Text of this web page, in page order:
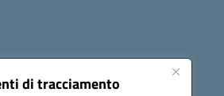
di tracciamento